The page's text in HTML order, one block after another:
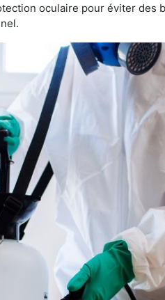
oculaire pour éviter des